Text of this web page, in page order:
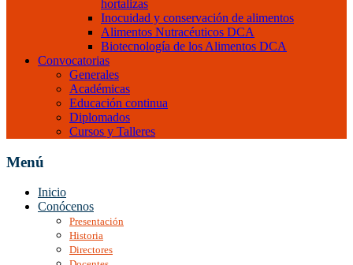
hortalizas
Inocuidad y conservación de alimentos
Alimentos Nutracéuticos DCA
Biotecnología de los Alimentos DCA
Convocatorias
Generales
Académicas
Educación continua
Diplomados
Cursos y Talleres
Menú
Inicio
Conócenos
Presentación
Historia
Directores